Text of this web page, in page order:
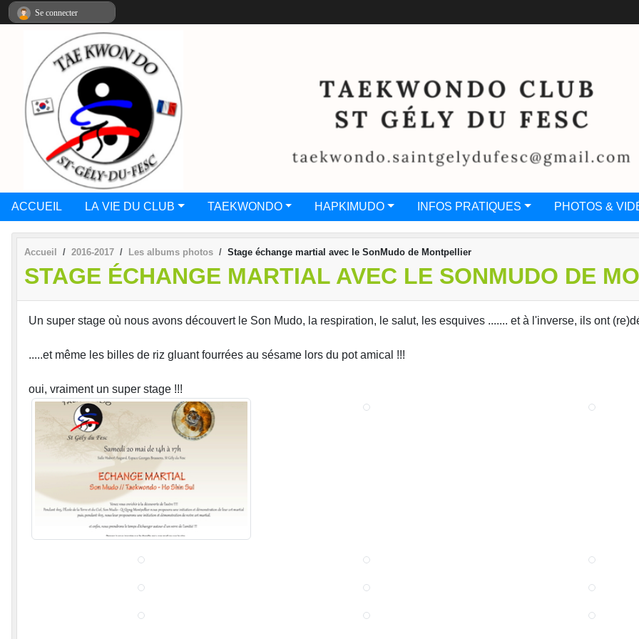
ACCUEIL LA VIE DU CLUB TAEKWONDO HAPKIMUDO INFOS PRATIQUES PHOTOS &
Accueil 2016-2017 Les albums photos Stage échange martial avec le SonMudo de Montpellier
STAGE ÉCHANGE MARTIAL AVEC LE SONMUDO DE
Un super stage où nous avons découvert le Son Mudo, la respiration, le salut, les esquives ....... et à l'inverse, ils ont
.....et même les billes de riz gluant fourrées au sésame lors du pot amical !!!
oui, vraiment un super stage !!!
Se connecter
Panneau de gestion des cookies